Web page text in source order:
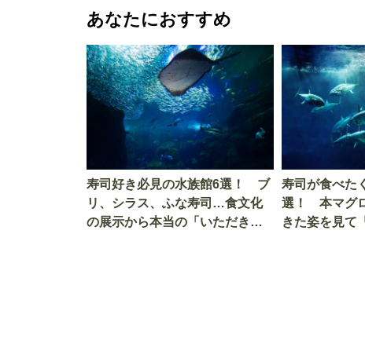
あなたにおすすめ
寿司好き必見の水族館6選！ ブ
リ、シラス、ふな寿司…食文化
の展示から本当の「いただきま
寿司が食べた
選！ 本マグ
きた姿を見て